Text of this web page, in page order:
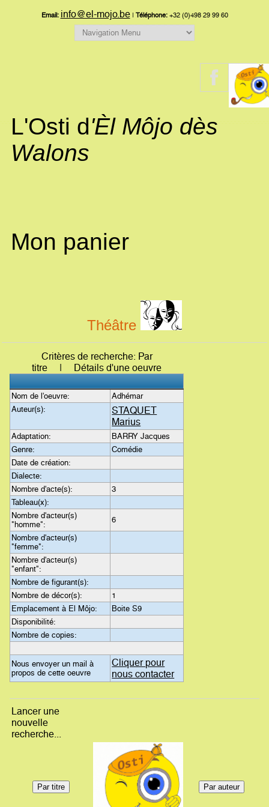
Email: info@el-mojo.be| Téléphone:+32 (0)498 29 99 60
L'Osti d'Èl Môjo dès
Walons
Mon panier
Théâtre
Critères de recherche: Par
titre | Détails d'une oeuvre
Nom de l'oeuvre:
Adhémar
Auteur(s):
STAQUET
Marius
Adaptation:
BARRY Jacques
Genre:
Comédie
Date de création:
Dialecte:
Nombre d'acte(s):
3
Tableau(x):
Nombre d'acteur(s)
"homme":
6
Nombre d'acteur(s)
"femme":
Nombre d'acteur(s)
"enfant":
Nombre de figurant(s):
Nombre de décor(s):
1
Emplacement à El Môjo:
Boite S9
Disponibilité:
Nombre de copies:
Nous envoyer un mail à
propos de cette oeuvre
Cliquer pour
nous contacter
Lancer une
nouvelle
recherche...